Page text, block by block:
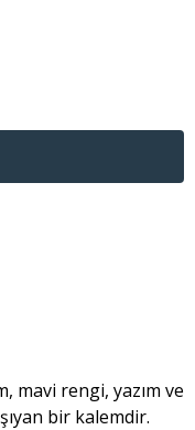
mavi rengi, yazım ve
bir kalemdir.